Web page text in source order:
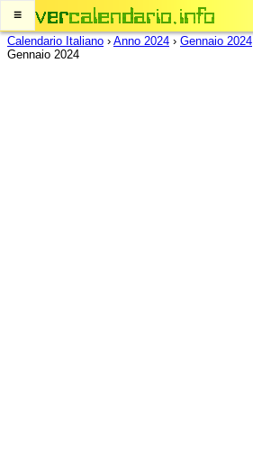
≡
Calendario Italiano › Anno 2024 › Gennaio 2024
Gennaio 2024